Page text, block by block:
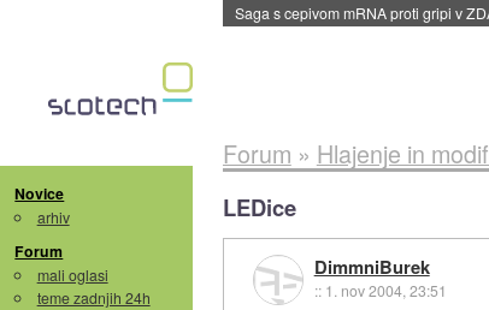
Saga s cepivom mRNA proti gripi v
Novice
arhiv
Forum
mali oglasi
teme zadnjih 24h
Forum » Hlajenje in
LEDice
DimmniBurek
:: 1. nov 2004, 23:51